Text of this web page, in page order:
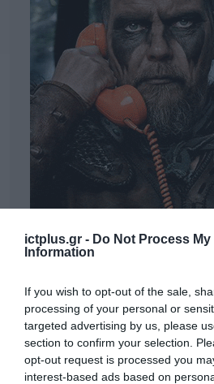
ictplus.gr - Do Not Process My
Information
If you wish to opt-out of the sale,
processing of your personal or
targeted advertising by us, please
section to confirm your selection.
opt-out request is processed you
interest-based ads based on